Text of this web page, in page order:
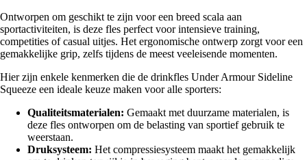
Ontworpen om geschikt te zijn voor een breed scala aan
sportactiviteiten, is deze fles perfect voor intensieve training,
competities of casual uitjes. Het ergonomische ontwerp zorgt voor een
gemakkelijke grip, zelfs tijdens de meest veeleisende momenten.
Hier zijn enkele kenmerken die de drinkfles Under Armour Sideline
Squeeze een ideale keuze maken voor alle sporters:
Qualiteitsmaterialen: Gemaakt met duurzame materialen, is
deze fles ontworpen om de belasting van sportief gebruik te
weerstaan.
Druksysteem: Het compressiesysteem maakt het gemakkelijk